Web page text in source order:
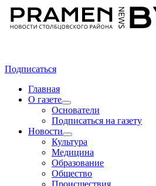
Подписаться
Главная
О газете
Основатели
Подписаться на газету
Новости
Культура
Медицина
Образование
Общество
Происшествия